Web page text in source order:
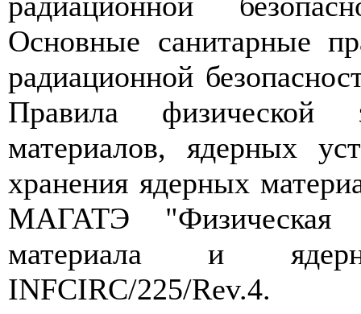
Основные санитарные
радиационной
Правила физической
материалов, ядерных
хранения ядерных
МАГАТЭ "Физическая
материала и
INFCIRC/225/Rev.4.